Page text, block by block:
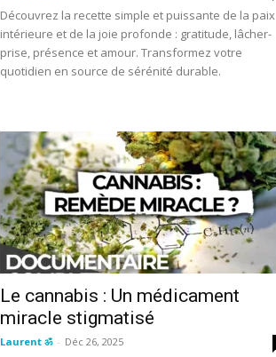
Découvrez la recette simple et puissante de la paix
intérieure et de la joie profonde : gratitude, lâcher-
prise, présence et amour. Transformez votre
quotidien en source de sérénité durable.
Le cannabis : Un médicament
miracle stigmatisé
Laurent ॐ - Déc 26, 2025